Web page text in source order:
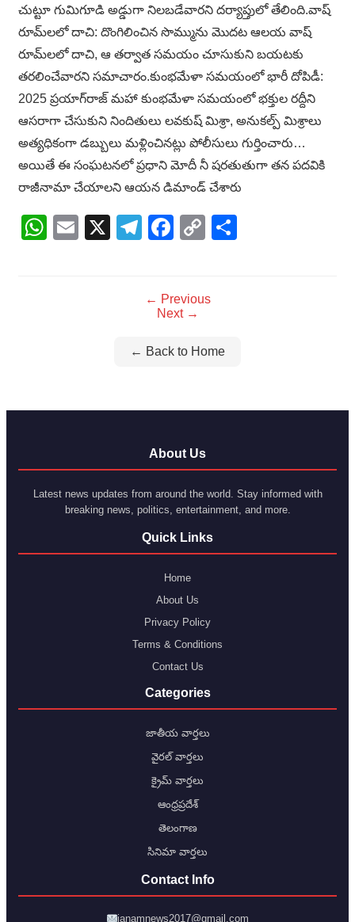
చుట్టూ గుమిగూడి అడ్డుగా నిలబడేవారని దర్యాప్తులో తేలింది.వాష్
రూమ్‌లలో దాచి: దొంగిలించిన సొమ్మును మొదట ఆలయ వాష్
రూమ్‌లలో దాచి, ఆ తర్వాత సమయం చూసుకుని బయటకు
తరలించేవారని సమాచారం.కుంభమేళా సమయంలో భారీ దోపిడీ:
2025 ప్రయాగ్‌రాజ్ మహా కుంభమేళా సమయంలో భక్తుల రద్దీని
ఆసరాగా చేసుకుని నిందితులు లవకుష్ మిశ్రా, అనుకల్ప్ మిశ్రాలు
అత్యధికంగా డబ్బులు మళ్లించినట్లు పోలీసులు గుర్తించారు…
అయితే ఈ సంఘటనలో ప్రధాని మోదీ నీ షరతుతుగా తన పదవికి
రాజీనామా చేయాలని ఆయన డిమాండ్ చేశారు
WhatsApp
Email
X Telegram
Facebook
Copy
← Previous
Next →
← Back to Home
About Us
Latest news updates from around the world. Stay informed with
breaking news, politics, entertainment, and more.
Quick Links
Home
About Us
Privacy Policy
Terms & Conditions
Contact Us
Categories
జాతీయ వార్తలు
వైరల్ వార్తలు
క్రైమ్ వార్తలు
ఆంధ్రప్రదేశ్
తెలంగాణ
సినిమా వార్తలు
Contact Info
janamnews2017@gmail.com